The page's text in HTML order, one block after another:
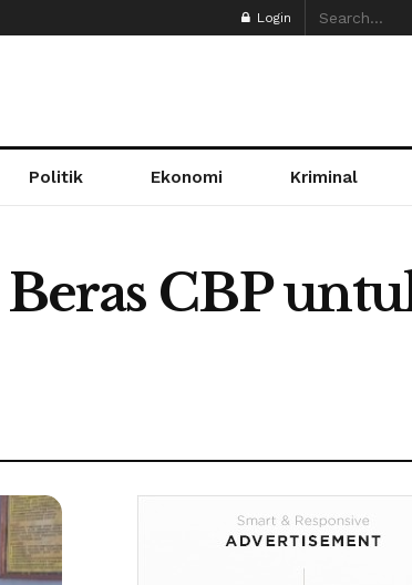
Login
Politik Ekonomi Kriminal
CBP